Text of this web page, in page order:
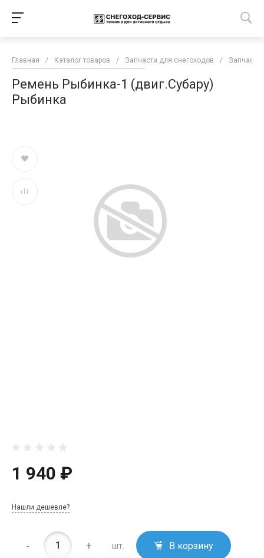
Главная / Каталог товаров / Запчасти для снегоходов / Запчасти
Ремень Рыбинка-1 (двиг.Субару)
Рыбинка
1 940 ₽
Нашли дешевле?
- + шт. В корзину